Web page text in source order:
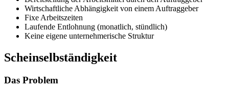
Wirtschaftliche Abhängigkeit von einem Auftraggeber
Fixe Arbeitszeiten
Laufende Entlohnung (monatlich, stündlich)
Keine eigene unternehmerische Struktur
Scheinselbständigkeit
Das Problem